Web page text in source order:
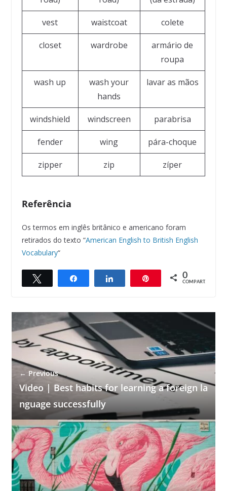
vest waistcoat colete
closet wardrobe
armário de
roupa
wash up
wash your
hands
lavar as mãos
windshield windscreen parabrisa
fender wing pára-choque
zipper zip zíper
Referência
Os termos em inglês britânico e americano foram
retirados do texto “American English to British English
Vocabulary“
Compartilhar Compartilhar 0
COMPART.
← Previous
Video | Best habits for learning a foreign la
nguage successfully